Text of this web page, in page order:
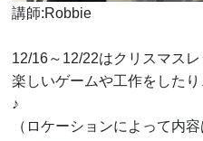
講師:Robbie
12/16～12/22はクリスマス
楽しいゲームや工作をした
♪
（ロケーションによって内